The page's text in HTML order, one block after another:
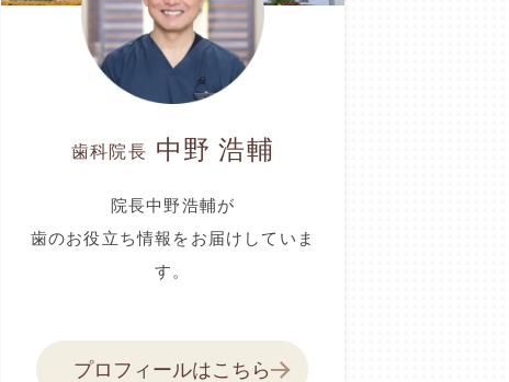
歯科院長 中野 浩輔
院長中野浩輔が
歯のお役立ち情報をお届けしていま
す。
プロフィールはこちら